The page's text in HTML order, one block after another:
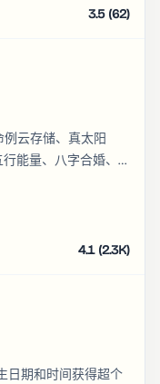
3.5 (62)
云存储、真太阳
能量、八字合婚、
等功能。
4.1 (2.3K)
日期和时间获得超个